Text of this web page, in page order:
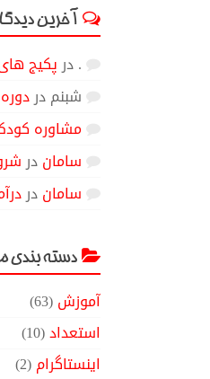
آخرین
.درپکیج
شبنمدر
مشاوره
ساماندر
ساماندر
دسته بندی
آموزش(63)
استعداد(10)
اینستاگرام(2)